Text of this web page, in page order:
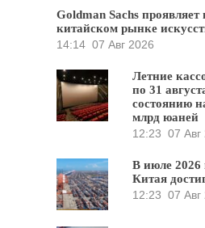
Goldman Sachs
китайском рынке
14:14 07 Авг 2026
Летние
по 31
состоянию
млрд юаней
12:23 07 Авг
В июле 2026
Китая
12:23 07 Авг